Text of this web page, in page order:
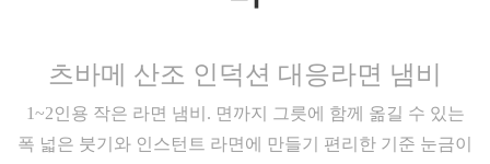
츠바메 산조 인덕션 대응라면 냄비
1~2인용 작은 라면 냄비. 면까지 그릇에 함께 옮길 수 있는
폭 넓은 붓기와 인스턴트 라면에 만들기 편리한 기준 눈금이